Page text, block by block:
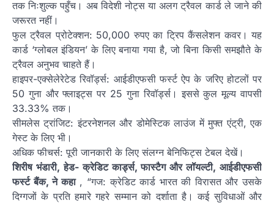
तक निःशुल्क पहुँच। अब विदेशी नोट्स या अलग ट्रैवल कार्ड ले जाने की
जरूरत नहीं।
फुल ट्रैवल प्रोटेक्शन: 50,000 रुपए का ट्रिप कैंसलेशन कवर। यह
कार्ड ‘ग्लोबल इंडियन’ के लिए बनाया गया है, जो बिना किसी समझौते के
ट्रैवल अनुभव चाहते हैं।
हाइपर-एक्सेलेरेटेड रिवॉर्ड्स: आईडीएफसी फर्स्ट ऐप के जरिए होटलों पर
50 गुना और फ्लाइट्स पर 25 गुना रिवॉर्ड्स। इससे कुल मूल्य वापसी
33.33% तक।
सीमलेस ट्रांजिट: इंटरनेशनल और डोमेस्टिक लाउंज में मुफ्त एंट्री, एक
गेस्ट के लिए भी।
अधिक फीचर्स: पूरी जानकारी के लिए संलग्न बेनिफिट्स टेबल देखें।
शिरीष भंडारी, हेड- क्रेडिट कार्ड्स, फास्टैग और लॉयल्टी, आईडीएफसी
फर्स्ट बैंक, ने कहा, “गज: क्रेडिट कार्ड भारत की विरासत और उसके
दिग्गजों के प्रति हमारे गहरे सम्मान को दर्शाता है। कई सुविधाओं और